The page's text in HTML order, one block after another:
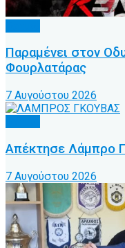
Παραμένει στον
Φουρλατάρας
7 Αυγούστου 2026
Απέκτησε Λάμπρο
7 Αυγούστου 2026